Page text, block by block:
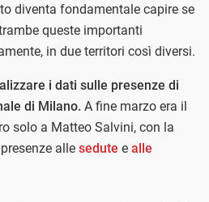
diventa fondamentale capire se
queste importanti
in due territori così diversi.
i dati sulle presenze di
di Milano. A fine marzo era il
solo a Matteo Salvini, con la
alle sedute e alle